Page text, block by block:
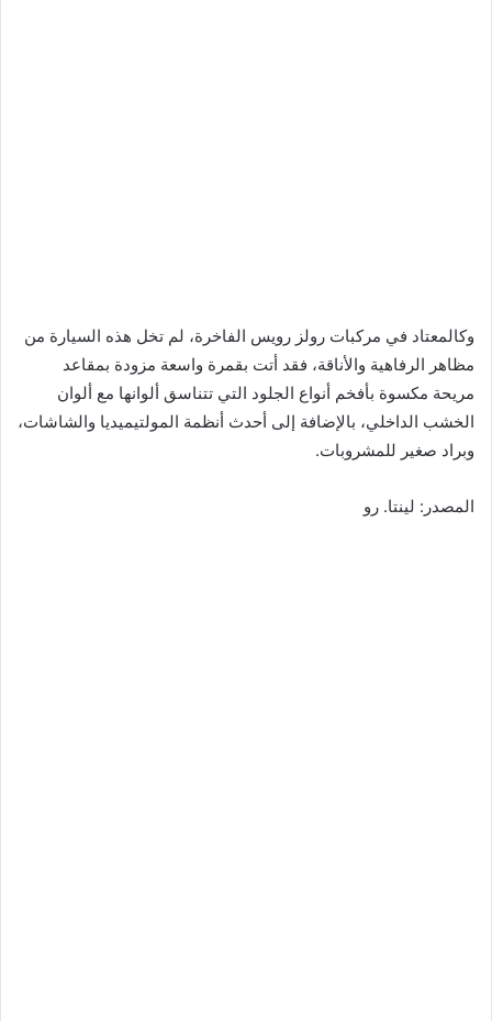
وكالمعتاد في مركبات رولز رويس الفاخرة، لم تخل هذه السيارة من
مظاهر الرفاهية والأناقة، فقد أتت بقمرة واسعة مزودة بمقاعد
مريحة مكسوة بأفخم أنواع الجلود التي تتناسق ألوانها مع ألوان
الخشب الداخلي، بالإضافة إلى أحدث أنظمة المولتيميديا والشاشات،
وبراد صغير للمشروبات.
المصدر: لينتا. رو